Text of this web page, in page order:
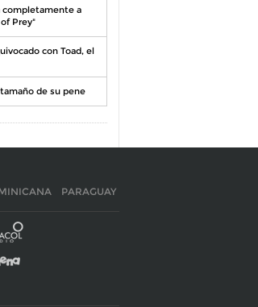
completamente a
Prey"
con Toad, el
de su pene
PARAGUAY